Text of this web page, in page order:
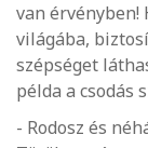
van érvényben!
világába,
szépséget
példa a csodás
- Rodosz és